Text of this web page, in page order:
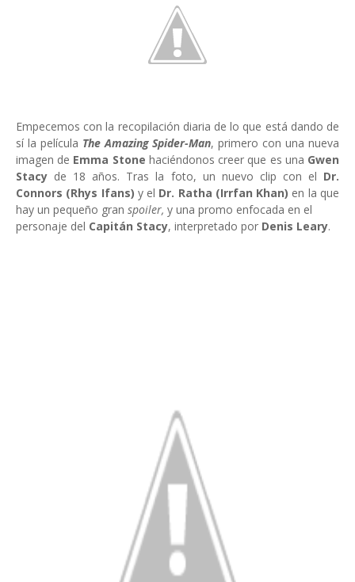
Empecemos con la recopilación diaria de lo que está dando de
sí la película The Amazing Spider-Man, primero con una nueva
imagen de Emma Stone haciéndonos creer que es una Gwen
Stacy de 18 años. Tras la foto, un nuevo clip con el Dr.
Connors (Rhys Ifans) y el Dr. Ratha (Irrfan Khan) en la que
hay un pequeño gran spoiler, y una promo enfocada en el
personaje del Capitán Stacy, interpretado por Denis Leary.